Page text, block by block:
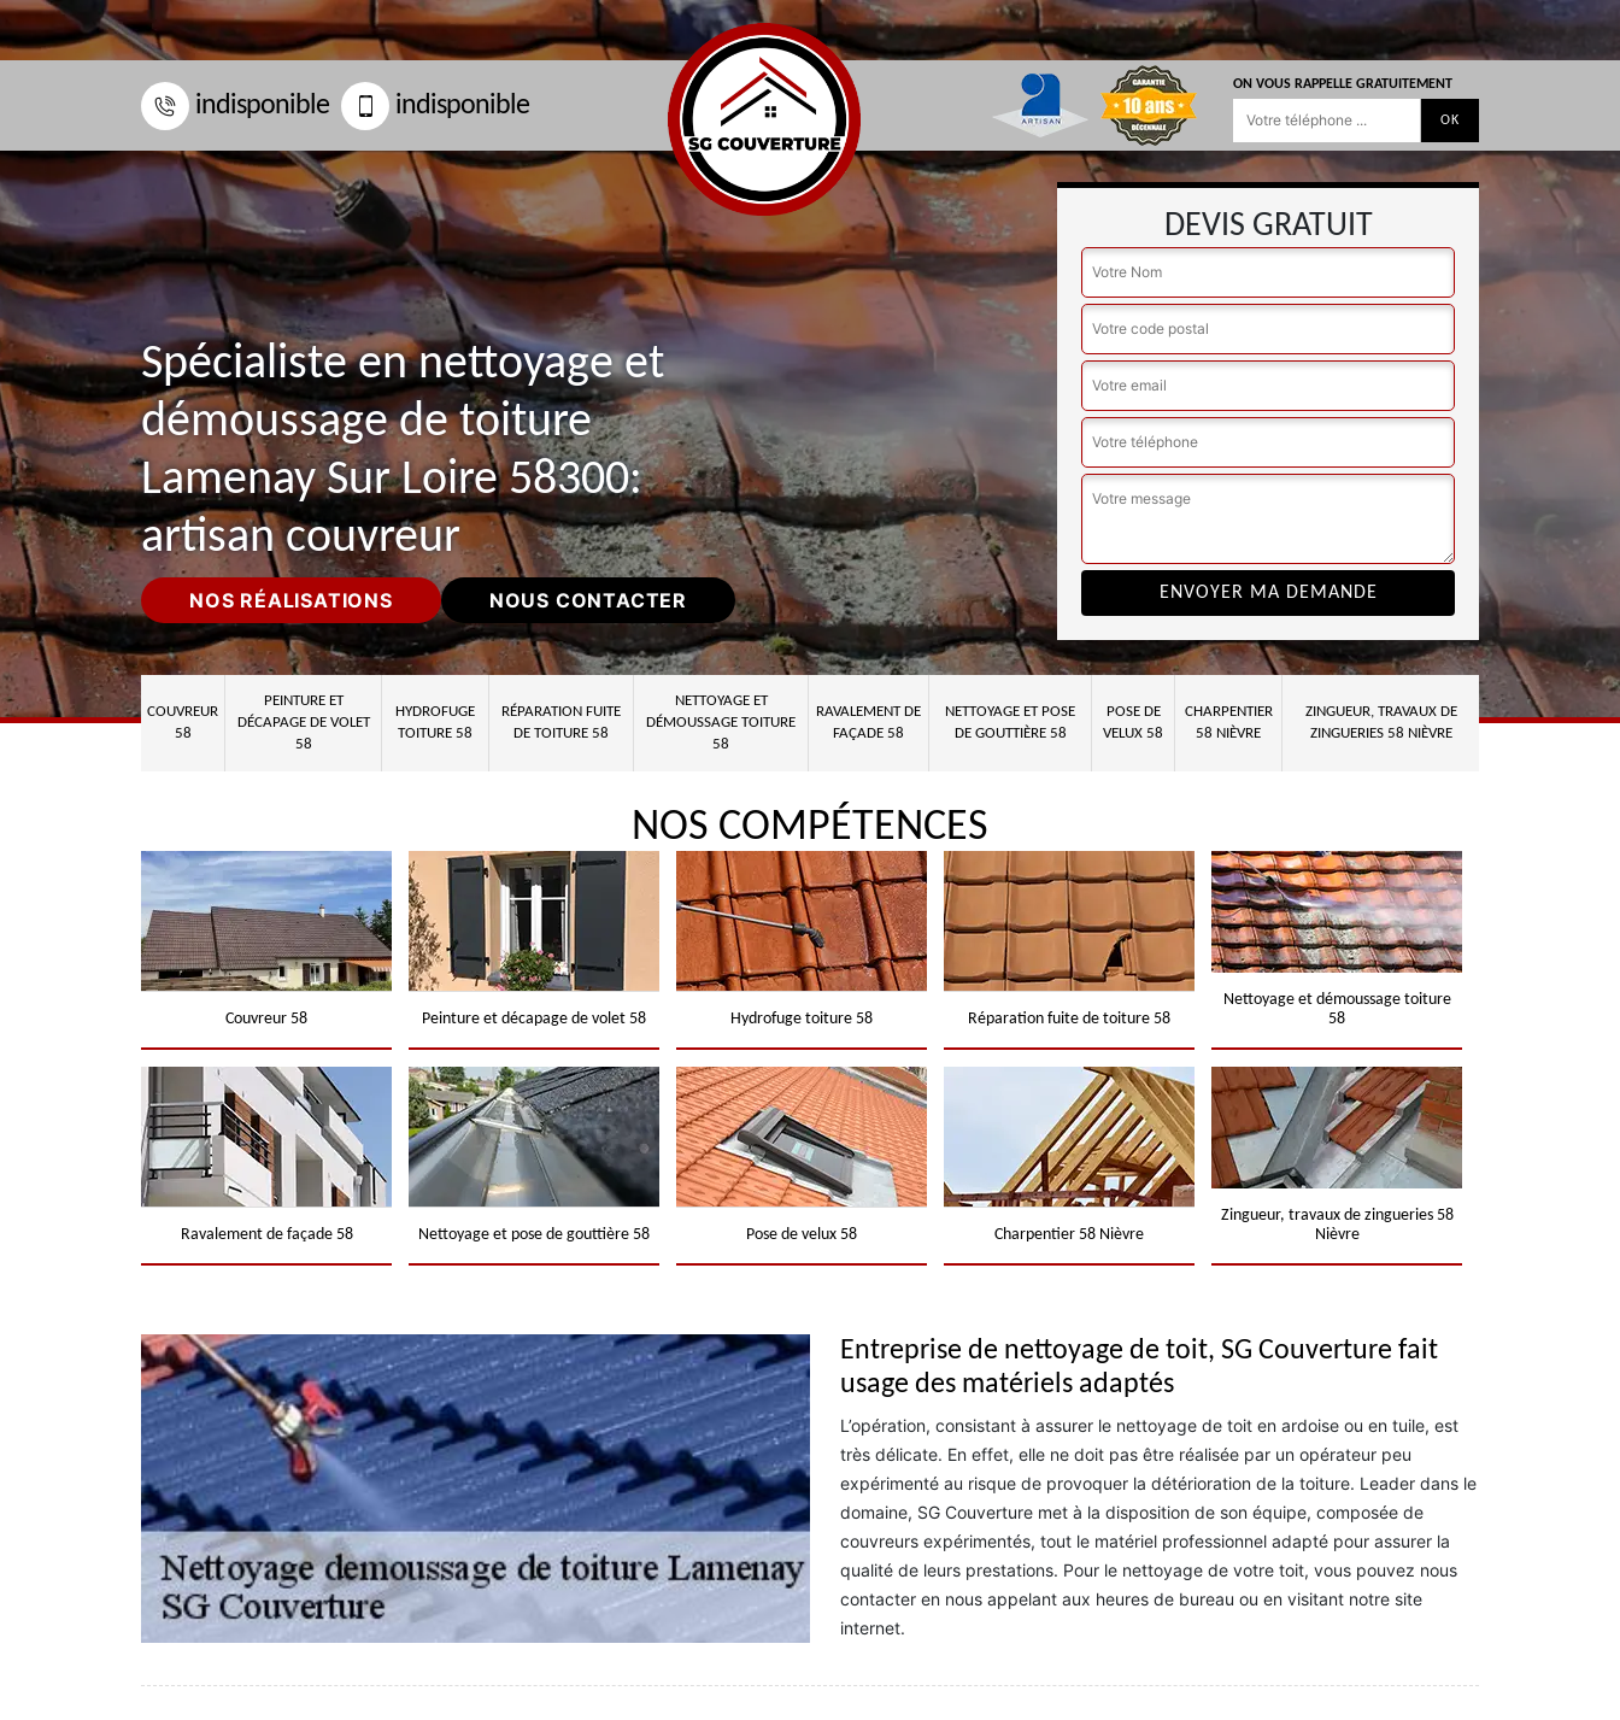
indisponible indisponible
ON VOUS RAPPELLE GRATUITEMENT
Spécialiste en nettoyage et
démoussage de toiture
Lamenay Sur Loire 58300:
artisan couvreur
NOS RÉALISATIONS NOUS CONTACTER
DEVIS GRATUIT
COUVREUR
58
PEINTURE ET
DÉCAPAGE DE VOLET
58
HYDROFUGE
TOITURE 58
RÉPARATION FUITE
DE TOITURE 58
NETTOYAGE ET
DÉMOUSSAGE TOITURE
58
RAVALEMENT DE
FAÇADE 58
NETTOYAGE ET POSE
DE GOUTTIÈRE 58
POSE DE
VELUX 58
CHARPENTIER
58 NIÈVRE
ZINGUEUR, TRAVAUX DE
ZINGUERIES 58 NIÈVRE
NOS COMPÉTENCES
Couvreur 58 Peinture et décapage de volet 58 Hydrofuge toiture 58 Réparation fuite de toiture 58
Nettoyage et démoussage toiture
58
Ravalement de façade 58 Nettoyage et pose de gouttière 58 Pose de velux 58 Charpentier 58 Nièvre
Zingueur, travaux de zingueries 58
Nièvre
Entreprise de nettoyage de toit, SG Couverture fait
usage des matériels adaptés
L’opération, consistant à assurer le nettoyage de toit en ardoise ou en tuile, est
très délicate. En effet, elle ne doit pas être réalisée par un opérateur peu
expérimenté au risque de provoquer la détérioration de la toiture. Leader dans le
domaine, SG Couverture met à la disposition de son équipe, composée de
couvreurs expérimentés, tout le matériel professionnel adapté pour assurer la
qualité de leurs prestations. Pour le nettoyage de votre toit, vous pouvez nous
contacter en nous appelant aux heures de bureau ou en visitant notre site
internet.